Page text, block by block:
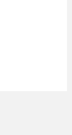
изменять